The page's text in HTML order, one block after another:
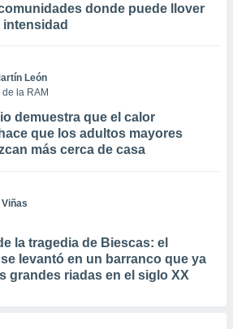
donde puede llover
intensidad
León
la RAM
demuestra que el calor
que los adultos mayores
más cerca de casa
la tragedia de Biescas: el
levantó en un barranco que ya
grandes riadas en el siglo XX